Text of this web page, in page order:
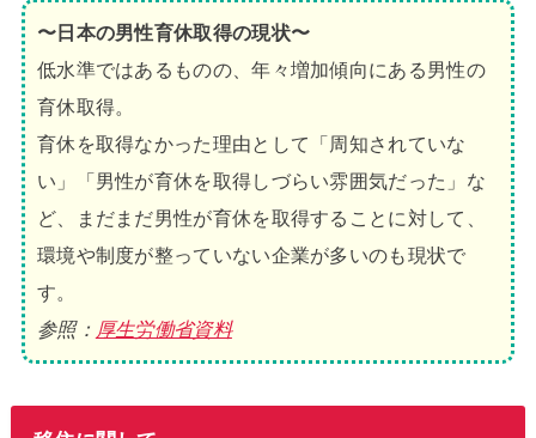
〜日本の男性育休取得の現状〜
低水準ではあるものの、年々増加傾向にある男性の
育休取得。
育休を取得なかった理由として「周知されていな
い」「男性が育休を取得しづらい雰囲気だった」な
ど、まだまだ男性が育休を取得することに対して、
環境や制度が整っていない企業が多いのも現状で
す。
参照： 厚生労働省資料